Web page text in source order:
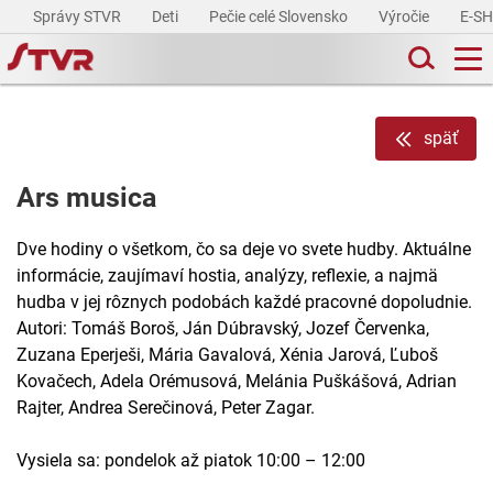
Správy STVR Deti Pečie celé Slovensko Výročie E-
späť
Ars musica
Dve hodiny o všetkom, čo sa deje vo svete hudby. Aktuálne
informácie, zaujímaví hostia, analýzy, reflexie, a najmä
hudba v jej rôznych podobách každé pracovné dopoludnie.
Autori: Tomáš Boroš, Ján Dúbravský, Jozef Červenka,
Zuzana Eperješi, Mária Gavalová, Xénia Jarová, Ľuboš
Kovačech, Adela Orémusová, Melánia Puškášová, Adrian
Rajter, Andrea Serečinová, Peter Zagar.
Vysiela sa: pondelok až piatok 10:00 – 12:00